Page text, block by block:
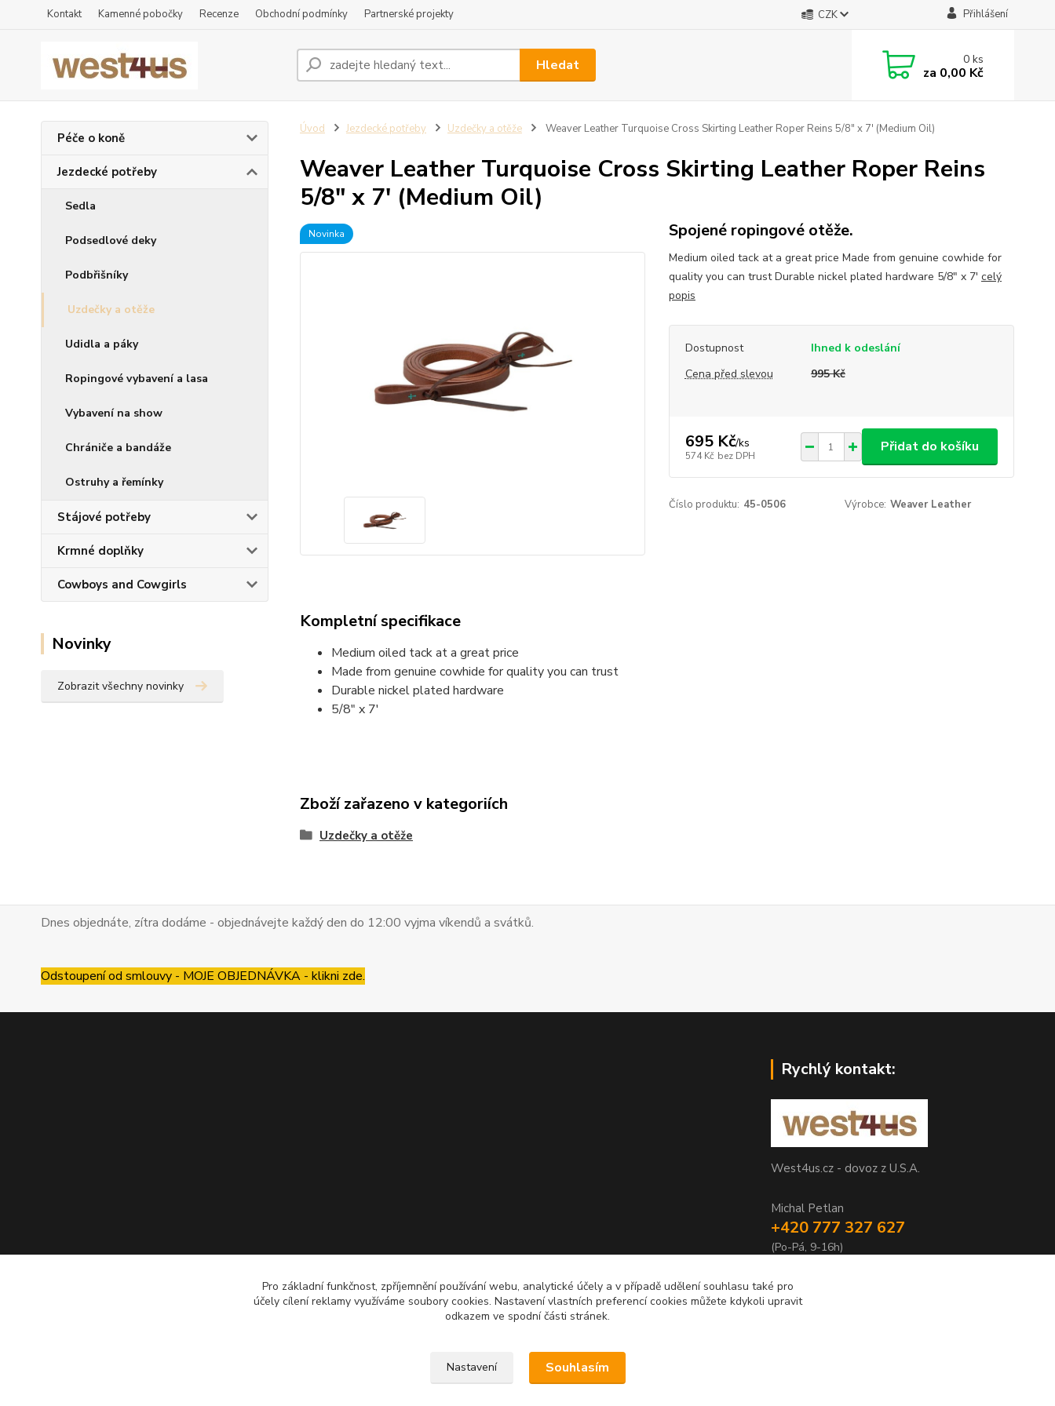
Kontakt Kamenné pobočky Recenze Obchodní podmínky Partnerské projekty CZK Přihlášení
Hledat 0ks
za 0,00 Kč
Péče o koně
Jezdecké potřeby
Sedla
Podsedlové deky
Podbřišníky
Uzdečky a otěže
Udidla a páky
Ropingové vybavení a lasa
Vybavení na show
Chrániče a bandáže
Ostruhy a řemínky
Stájové potřeby
Krmné doplňky
Cowboys and Cowgirls
Novinky
Zobrazit všechny novinky
Úvod Jezdecké potřeby Uzdečky a otěže Weaver Leather Turquoise Cross Skirting Leather Roper Reins 5/8" x 7' (Medium Oil)
Weaver Leather Turquoise Cross Skirting Leather Roper Reins
5/8" x 7' (Medium Oil)
Novinka Spojené ropingové otěže.
Medium oiled tack at a great price Made from genuine cowhide for
quality you can trust Durable nickel plated hardware 5/8" x 7' celý
popis
Dostupnost
Ihned k odeslání
Cena před slevou
995 Kč
695 Kč/ks
574 Kč bez DPH
Přidat do košíku
Číslo produktu: 45-0506 Výrobce: Weaver Leather
Kompletní specifikace
Medium oiled tack at a great price
Made from genuine cowhide for quality you can trust
Durable nickel plated hardware
5/8" x 7'
Zboží zařazeno v kategoriích
Uzdečky a otěže
Dnes objednáte, zítra dodáme - objednávejte každý den do 12:00 vyjma víkendů a svátků.
Odstoupení od smlouvy - MOJE OBJEDNÁVKA - klikni zde.
Rychlý kontakt:
West4us.cz - dovoz z U.S.A.
Michal Petlan
+420 777 327 627
(Po-Pá, 9-16h)
Pro základní funkčnost, zpříjemnění používání webu, analytické účely a v případě udělení souhlasu také pro
účely cílení reklamy využíváme soubory cookies. Nastavení vlastních preferencí cookies můžete kdykoli upravit
odkazem ve spodní části stránek.
Nastavení Souhlasím